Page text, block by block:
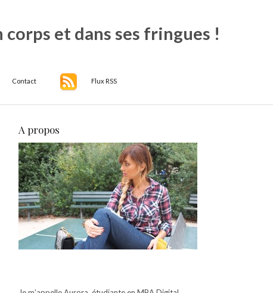
corps et dans ses fringues !
Contact Flux RSS
A propos